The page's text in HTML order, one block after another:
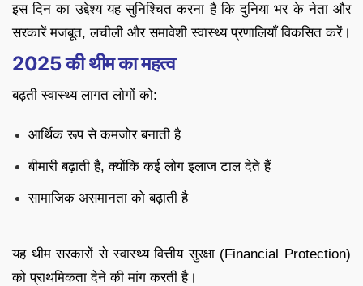
इस दिन का उद्देश्य यह सुनिश्चित करना है कि दुनिया भर के नेता और
सरकारें मजबूत, लचीली और समावेशी स्वास्थ्य प्रणालियाँ विकसित करें।
2025 की थीम का महत्व
बढ़ती स्वास्थ्य लागत लोगों को:
आर्थिक रूप से कमजोर बनाती है
बीमारी बढ़ाती है, क्योंकि कई लोग इलाज टाल देते हैं
सामाजिक असमानता को बढ़ाती है
यह थीम सरकारों से स्वास्थ्य वित्तीय सुरक्षा (Financial Protection)
को प्राथमिकता देने की मांग करती है।